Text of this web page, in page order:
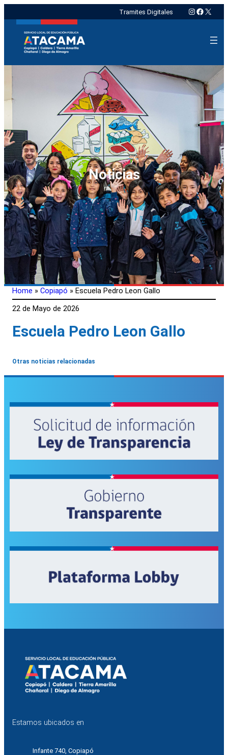
Tramites Digitales Instagram
X
Noticias
Home » Copiapó » Escuela Pedro Leon Gallo
22 de Mayo de 2026
Escuela Pedro Leon Gallo
Otras noticias relacionadas
Estamos ubicados en
Infante 740, Copiapó